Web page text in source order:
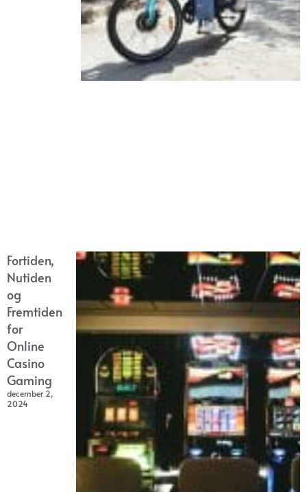
Fortiden,
Nutiden
og
Fremtiden
for
Online
Casino
Gaming
december 2,
2024